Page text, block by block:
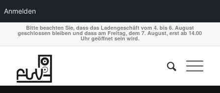
Anmelden
Bitte beachten Sie, dass das Ladengeschäft vom 4. bis 6. August
geschlossen bleiben und dass am Freitag, dem 7. August, erst ab 14.00
Uhr geöffnet sein wird.